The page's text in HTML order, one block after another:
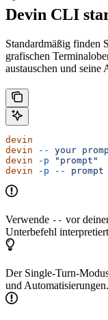
Devin CLI
Standardmäßig finden
grafischen
austauschen und seine
devin
devin -- your
devin -p "prompt"
devin -p -- prompt
Verwende -- vor
Unterbefehl
Der Single-Turn-
und Automatisierungen.